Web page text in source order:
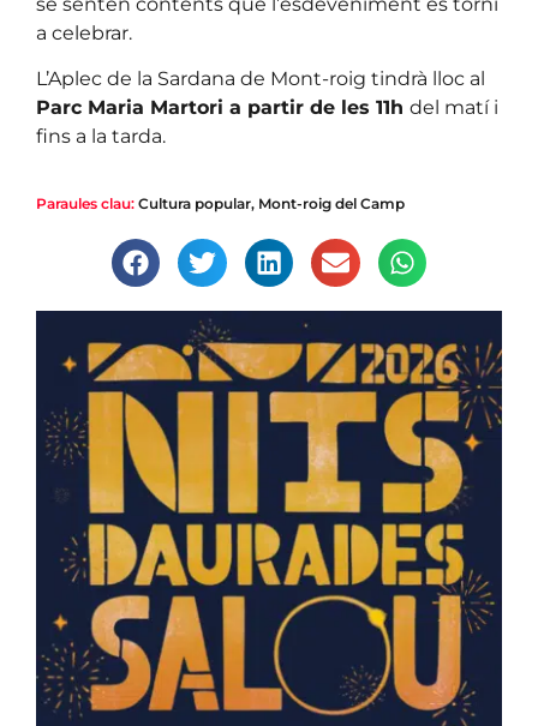
a celebrar.
L’Aplec de la Sardana de Mont-roig tindrà lloc al
Parc Maria Martori a partir de les 11h del matí i
fins a la tarda.
Paraules clau: Cultura popular, Mont-roig del Camp